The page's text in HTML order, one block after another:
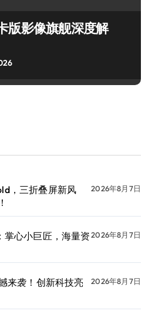
版影像旗舰深度解
，三折叠屏新风
2026年8月7日
掌心小巨匠，海量资2026年8月7日
来袭！创新科技亮
2026年8月7日